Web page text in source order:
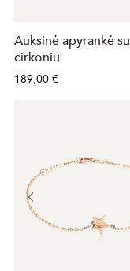
Auksinė apyrankė su
cirkoniu
189,00 €